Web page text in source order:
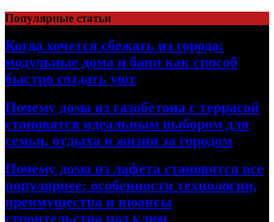
Перейти
к
содержимому
Популярные статьи
Когда хочется сбежать из города:
модульные дома и бани как способ
быстро создать уют
Почему дома из газобетона с террасой
становятся идеальным выбором для
семьи, отдыха и жизни за городом
Почему дома из лафета становятся все
популярнее: особенности технологии,
преимущества и нюансы
строительства под ключ